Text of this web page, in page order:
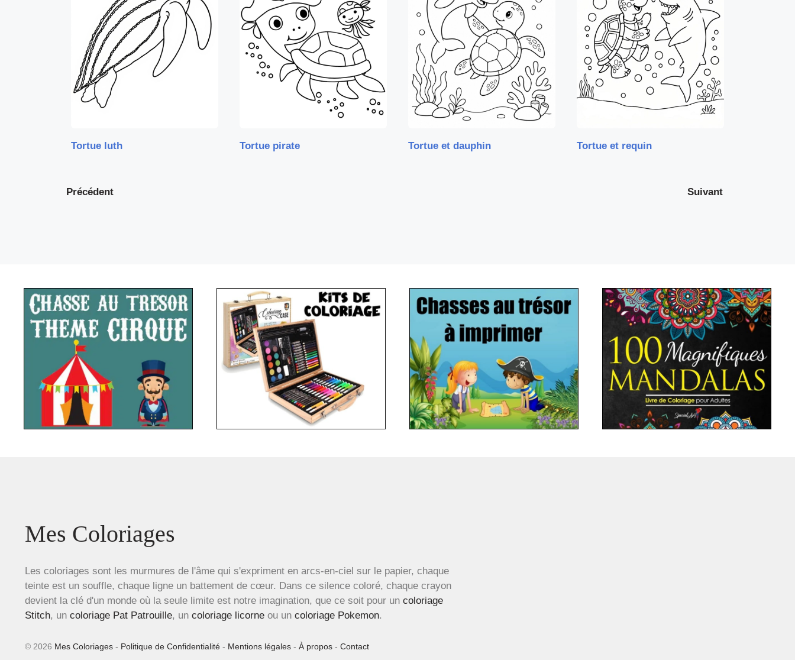
Tortue luth Tortue pirate Tortue et dauphin Tortue et requin
Précédent Suivant
Mes Coloriages
Les coloriages sont les murmures de l'âme qui s'expriment en arcs-en-ciel sur le papier, chaque
teinte est un souffle, chaque ligne un battement de cœur. Dans ce silence coloré, chaque crayon
devient la clé d'un monde où la seule limite est notre imagination, que ce soit pour un coloriage
Stitch, un coloriage Pat Patrouille, un coloriage licorne ou un coloriage Pokemon.
© 2026 Mes Coloriages - Politique de Confidentialité - Mentions légales - À propos - Contact